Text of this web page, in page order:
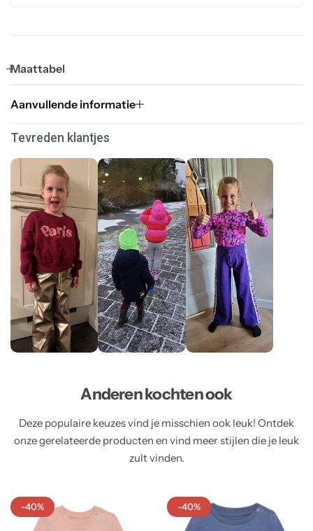
Maattabel
Aanvullende informatie
Tevreden klantjes
Anderen kochten ook
Deze populaire keuzes vind je misschien ook leuk! Ontdek
onze gerelateerde producten en vind meer stijlen die je leuk
zult vinden.
-40% -40%